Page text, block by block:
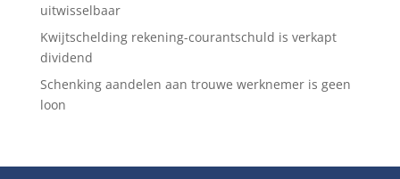
uitwisselbaar
Kwijtschelding rekening-courantschuld is verkapt
dividend
Schenking aandelen aan trouwe werknemer is geen
loon